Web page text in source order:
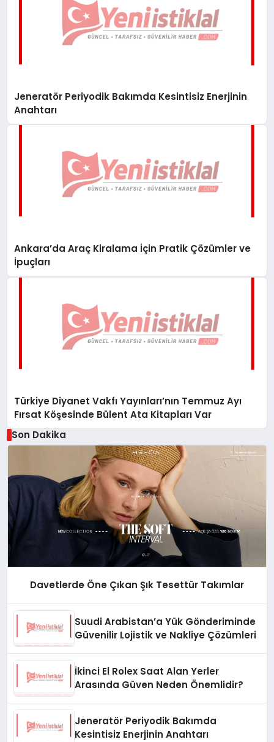
Jeneratör Periyodik Bakımda Kesintisiz Enerjinin
Anahtarı
Ankara’da Araç Kiralama İçin Pratik Çözümler ve
İpuçları
Türkiye Diyanet Vakfı Yayınları’nın Temmuz Ayı
Fırsat Köşesinde Bülent Ata Kitapları Var
Son Dakika
Davetlerde Öne Çıkan Şık Tesettür Takımlar
Suudi Arabistan’a Yük Gönderiminde
Güvenilir Lojistik ve Nakliye Çözümleri
İkinci El Rolex Saat Alan Yerler
Arasında Güven Neden Önemlidir?
Jeneratör Periyodik Bakımda
Kesintisiz Enerjinin Anahtarı